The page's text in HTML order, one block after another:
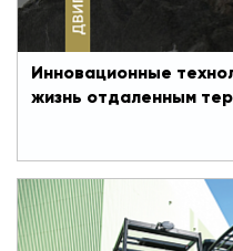
Инновационные
жизнь отдаленным
Как погрузчики